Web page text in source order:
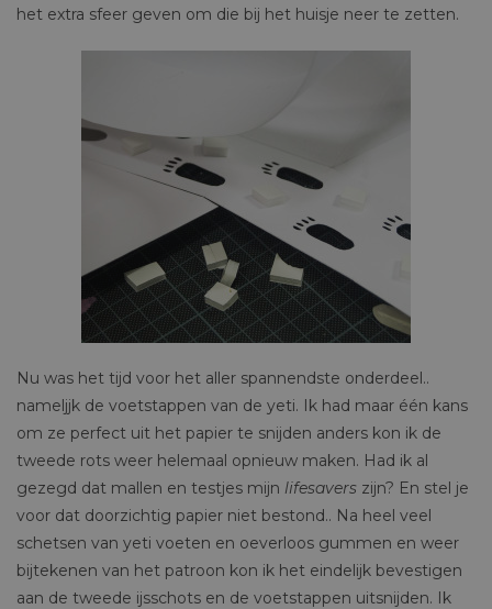
het extra sfeer geven om die bij het huisje neer te zetten.
Nu was het tijd voor het aller spannendste onderdeel..
nameljjk de voetstappen van de yeti. Ik had maar één kans
om ze perfect uit het papier te snijden anders kon ik de
tweede rots weer helemaal opnieuw maken. Had ik al
gezegd dat mallen en testjes mijn lifesavers zijn? En stel je
voor dat doorzichtig papier niet bestond.. Na heel veel
schetsen van yeti voeten en oeverloos gummen en weer
bijtekenen van het patroon kon ik het eindelijk bevestigen
aan de tweede ijsschots en de voetstappen uitsnijden. Ik